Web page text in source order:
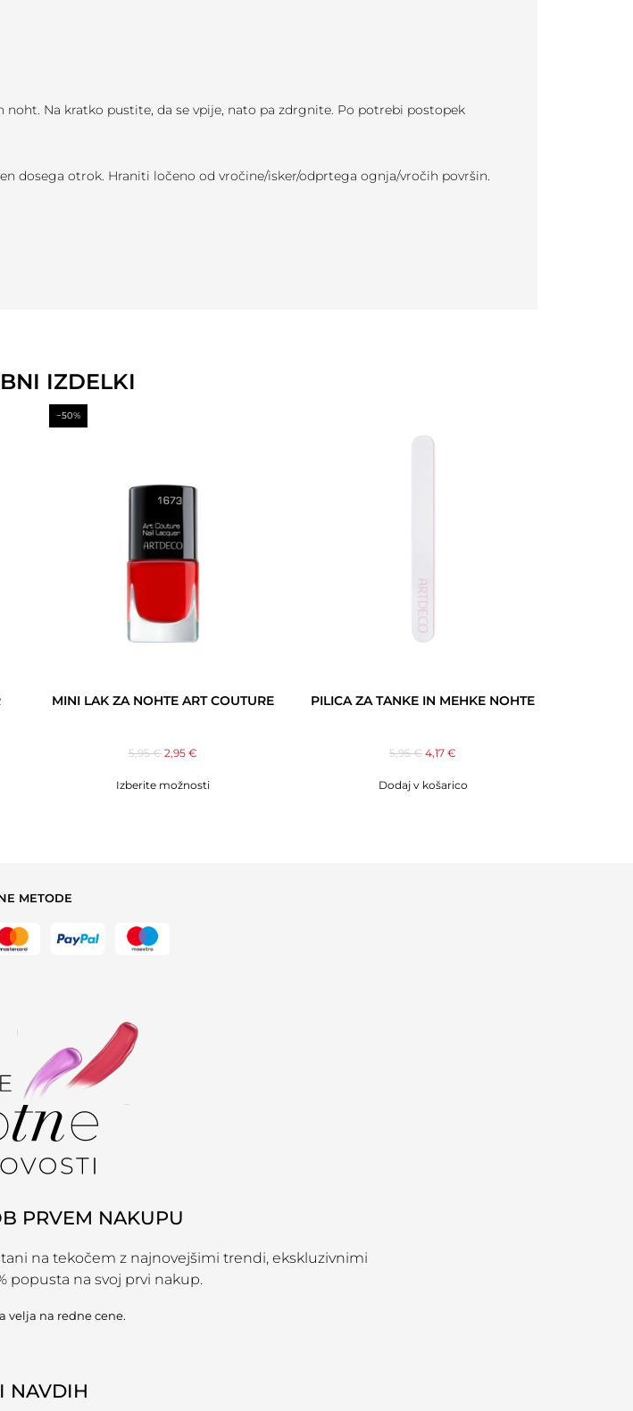
Na kratko pustite, da se vpije, nato pa zdrgnite. Po potrebi postopek
dosega otrok. Hraniti ločeno od vročine/isker/odprtega ognja/vročih površin.
IZDELKI
−50%
MINI LAK ZA NOHTE ART COUTURE
5,95€ 2,95€
Izberite možnosti
PILICA ZA TANKE IN MEHKE NOHTE
5,95€ 4,17€
Dodaj v košarico
METODE
PRVEM NAKUPU
na tekočem z najnovejšimi trendi, ekskluzivnimi
popusta na svoj prvi nakup.
velja na redne cene.
NAVDIH